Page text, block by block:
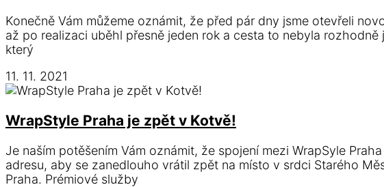
Konečně Vám můžeme oznámit, že před pár dny jsme otevřeli
až po realizaci uběhl přesně jeden rok a cesta to nebyla
který
11. 11. 2021
WrapStyle Praha je zpět v Kotvě!
Je naším potěšením Vám oznámit, že spojení mezi WrapSyle
adresu, aby se zanedlouho vrátil zpět na místo v srdci Starého
Praha. Prémiové služby